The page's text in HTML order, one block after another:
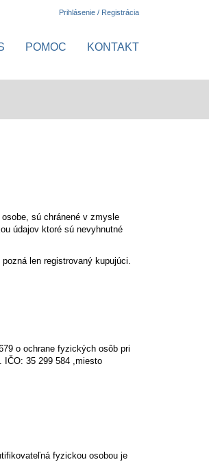
Prihlásenie / Registrácia
POMOC KONTAKT
sú chránené v zmysle
údajov ktoré sú nevyhnutné
len registrovaný kupujúci.
o ochrane fyzických osôb pri
IČO: 35 299 584 ,miesto
fyzickou osobou je